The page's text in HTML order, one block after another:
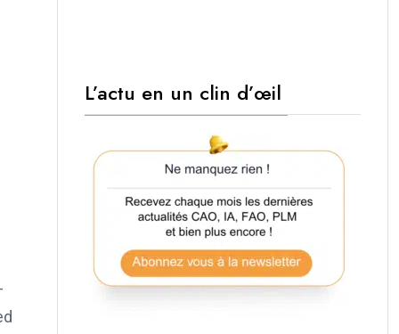
L’actu en un clin d’œil